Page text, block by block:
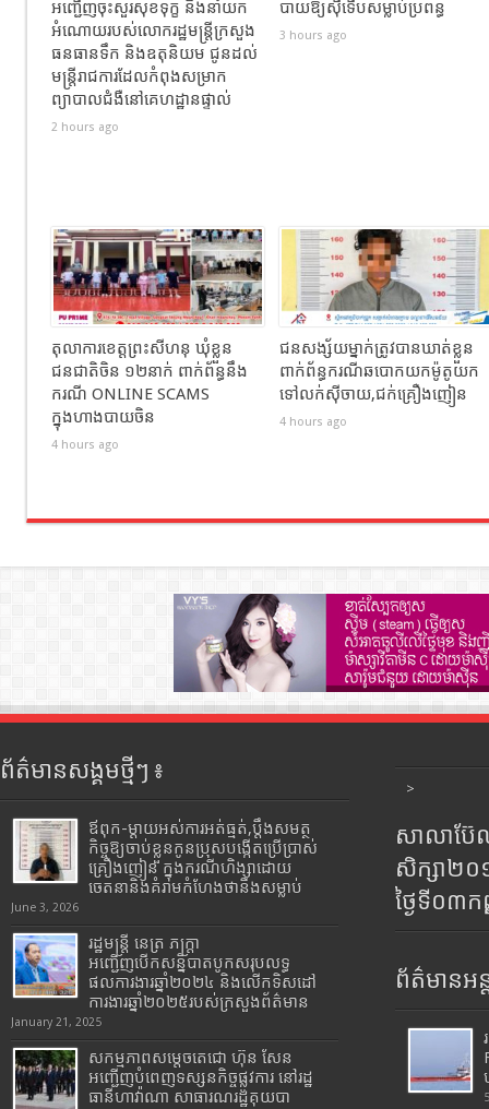
អញ្ជើញចុះសួរសុខទុក្ខ និងនាំយក
អំណោយរបស់លោករដ្ឋមន្ត្រីក្រសួង
ធនធានទឹក និងឧតុនិយម ជូនដល់
មន្ត្រីរាជការដែលកំពុងសម្រាក
ព្យាបាលជំងឺនៅគេហដ្ឋានផ្ទាល់
2 hours ago
បាយឱ្យស៊ីទើបសម្លាប់ប្រពន្ធ
3 hours ago
តុលាការខេត្តព្រះសីហនុ ឃុំខ្លួន
ជនជាតិចិន ១២នាក់ ពាក់ព័ន្ធនឹង
ករណី ONLINE SCAMS
ក្នុងហាងបាយចិន
4 hours ago
ជនសង្ស័យម្នាក់ត្រូវបានឃាត់ខ្លួន
ពាក់ព័ន្ធករណីឆបោកយកម៉ូតូយក
ទៅលក់ស៊ីចាយ,ជក់គ្រឿងញៀន
4 hours ago
ព័ត៌មានសង្គមថ្មីៗ ៖
ឪពុក-ម្ដាយអស់ការអត់ធ្មត់,ប្ដឹងសមត្ថ
កិច្ចឱ្យចាប់ខ្លួនកូនប្រុសបង្កើតប្រើប្រាស់
គ្រឿងញៀន ក្នុងករណីហិង្សាដោយ
ចេតនានិងគំរាមកំហែងថានឹងសម្លាប់
June 3, 2026
រដ្ឋមន្រ្តី​ នេត្រ​ ភក្ត្រា​
អញ្ជើញបើកសន្និបាតបូកសរុបលទ្ធ
ផលការងារឆ្នាំ២០២៤ និងលើកទិសដៅ
ការងារឆ្នាំ២០២៥របស់​ក្រសួង​ព័ត៌មាន​
January 21, 2025
សកម្មភាពសម្តេចតេជោ ហ៊ុន សែន
អញ្ជើញបំពេញទស្សនកិច្ចផ្លូវការ នៅរដ្ឋ
ធានីហាវ៉ាណា សាធារណរដ្ឋគុយបា
>
សាលាប៊ែ
សិក្សា២
ថ្ងៃទី០៣
ព័ត៌មានអន្